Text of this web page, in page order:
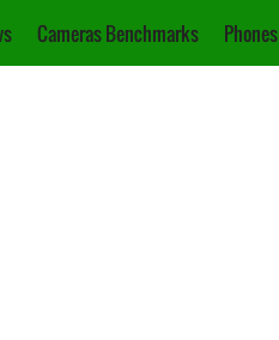
Cameras Benchmarks Phones